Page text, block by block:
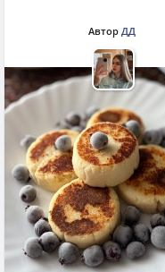
Автор ДД